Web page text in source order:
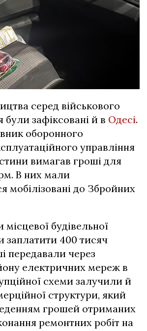
серед військового
зафіксовані й в Одесі.
оборонного
управління
вимагав гроші для
В них мали
мобілізовані до Збройних
будівельної
заплатити 400 тисяч
передавали через
електричних мереж в
схеми залучили й
структури, який
грошей отриманих
ремонтних робіт на